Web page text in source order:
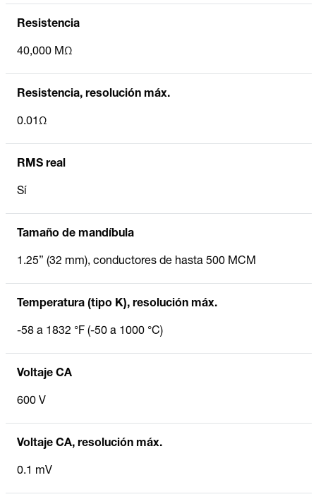
Resistencia
40,000 MΩ
Resistencia, resolución máx.
0.01Ω
RMS real
Sí
Tamaño de mandíbula
1.25” (32 mm), conductores de hasta 500 MCM
Temperatura (tipo K), resolución máx.
-58 a 1832 °F (-50 a 1000 °C)
Voltaje CA
600 V
Voltaje CA, resolución máx.
0.1 mV